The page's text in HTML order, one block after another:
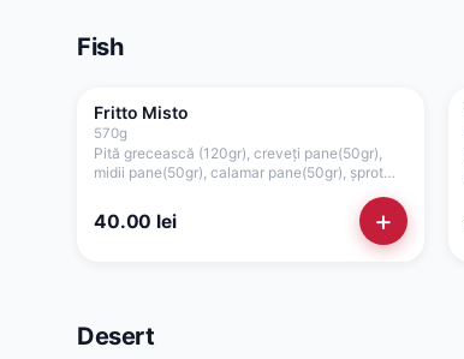
Fish
Fritto Misto
570g
Pită grecească (120gr), creveți pane(50gr),
midii pane(50gr), calamar pane(50gr), șprot
sos maioneza de casă cu usturoi(50gr), sos
cocktail(50gr)
40.00 lei +
Desert